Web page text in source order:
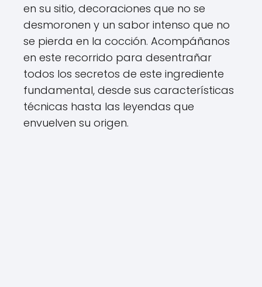
en su sitio, decoraciones que no se
desmoronen y un sabor intenso que no
se pierda en la cocción. Acompáñanos
en este recorrido para desentrañar
todos los secretos de este ingrediente
fundamental, desde sus características
técnicas hasta las leyendas que
envuelven su origen.